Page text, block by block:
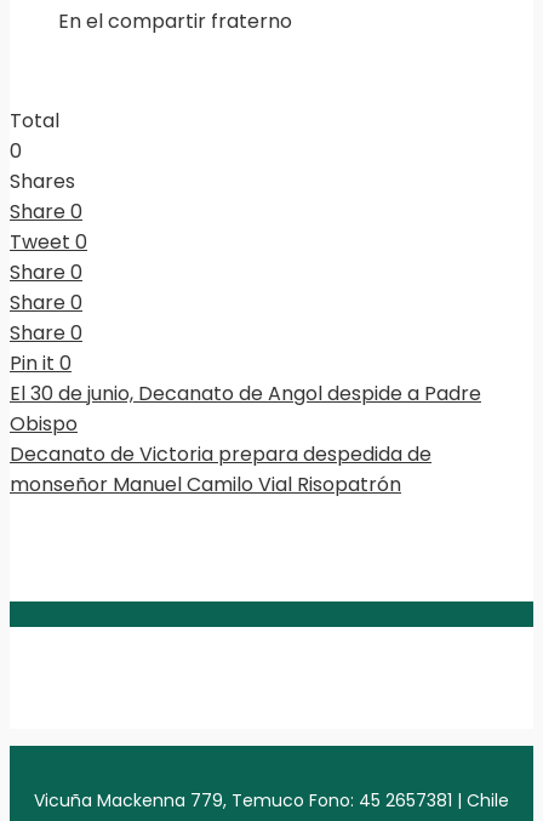
En el compartir fraterno
Total
0
Shares
Share0
Tweet 0
Share0
Share0
Share0
Pin it 0
El 30 de junio, Decanato de Angol despide a Padre
Obispo
Decanato de Victoria prepara despedida de
monseñor Manuel Camilo Vial Risopatrón
Vicuña Mackenna 779, Temuco Fono: 45 2657381 | Chile